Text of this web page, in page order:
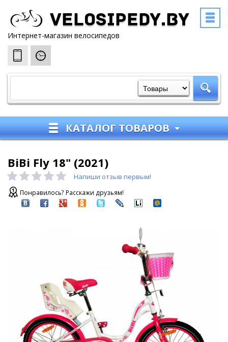
Velosipedy.by
Интернет-магазин велосипедов
КАТАЛОГ ТОВАРОВ
BiBi Fly 18" (2021)
Напиши отзыв первым!
Понравилось? Расскажи друзьям!